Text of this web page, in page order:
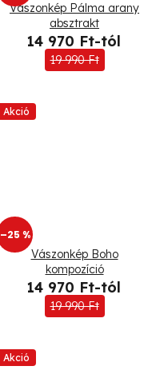
Vászonkép Pálma arany
absztrakt
14 970 Ft-tól
19 990 Ft
Akció
–25 %
Vászonkép Boho
kompozíció
14 970 Ft-tól
19 990 Ft
Akció